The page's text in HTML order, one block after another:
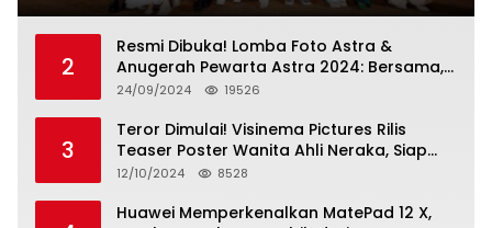
2
Resmi Dibuka! Lomba Foto Astra &
Anugerah Pewarta Astra 2024: Bersama,
Berkarya, Berkelanjutan
24/09/2024 19526
3
Teror Dimulai! Visinema Pictures Rilis
Teaser Poster Wanita Ahli Neraka, Siap
Tayang di Bioskop 14 November 2024
12/10/2024 8528
Huawei Memperkenalkan MatePad 12 X,